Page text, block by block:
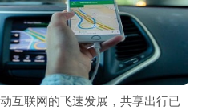
互联网的飞速发展，共享出行已